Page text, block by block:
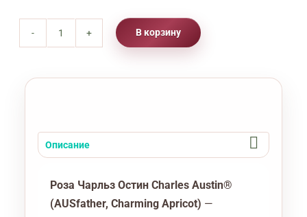
Количество
Роза
(Rose
Charles
В корзину
Описание
Роза Чарльз Остин Charles Austin®
(AUSfather, Charming Apricot) —